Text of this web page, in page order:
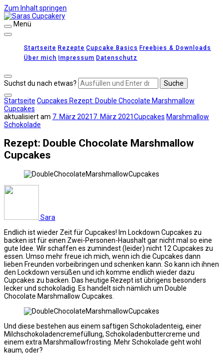
Zum Inhalt springen
Menü
Startseite Rezepte Cupcake Basics Freebies & Downloads
Über mich Impressum Datenschutz
Suchst du nach etwas?
Startseite Cupcakes Rezept: Double Chocolate Marshmallow
Cupcakes
aktualisiert am 7. März 2021 7. März 2021Cupcakes Marshmallow
Schokolade
Rezept: Double Chocolate Marshmallow
Cupcakes
Sara
Endlich ist wieder Zeit für Cupcakes! Im Lockdown Cupcakes zu
backen ist für einen Zwei-Personen-Haushalt gar nicht mal so eine
gute Idee. Wir schaffen es zumindest (leider) nicht 12 Cupcakes zu
essen. Umso mehr freue ich mich, wenn ich die Cupcakes dann
lieben Freunden vorbeibringen und schenken kann. So kann ich ihnen
den Lockdown versüßen und ich komme endlich wieder dazu
Cupcakes zu backen. Das heutige Rezept ist übrigens besonders
lecker und schokoladig. Es handelt sich nämlich um Double
Chocolate Marshmallow Cupcakes.
Und diese bestehen aus einem saftigen Schokoladenteig, einer
Milchschokoladencremefüllung, Schokoladenbuttercreme und
einem extra Marshmallowfrosting. Mehr Schokolade geht wohl
kaum, oder?